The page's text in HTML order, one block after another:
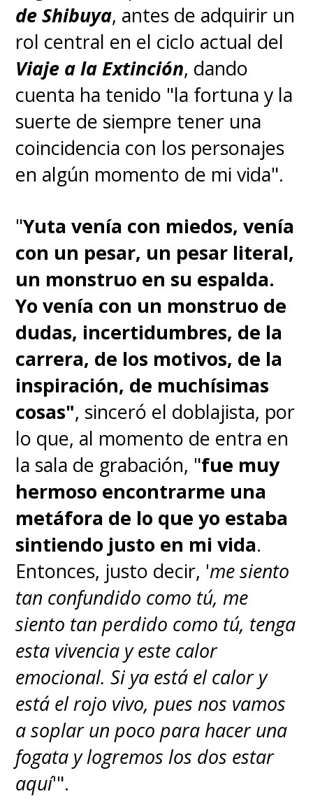
de Shibuya, antes de adquirir un
rol central en el ciclo actual del
Viaje a la Extinción, dando
cuenta ha tenido "la fortuna y la
suerte de siempre tener una
coincidencia con los personajes
en algún momento de mi vida".
"Yuta venía con miedos, venía
con un pesar, un pesar literal,
un monstruo en su espalda.
Yo venía con un monstruo de
dudas, incertidumbres, de la
carrera, de los motivos, de la
inspiración, de muchísimas
cosas", sinceró el doblajista, por
lo que, al momento de entra en
la sala de grabación, "fue muy
hermoso encontrarme una
metáfora de lo que yo estaba
sintiendo justo en mi vida.
Entonces, justo decir, 'me siento
tan confundido como tú, me
siento tan perdido como tú, tenga
esta vivencia y este calor
emocional. Si ya está el calor y
está el rojo vivo, pues nos vamos
a soplar un poco para hacer una
fogata y logremos los dos estar
aquí'".